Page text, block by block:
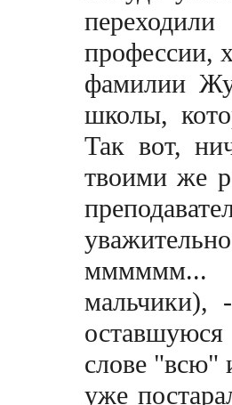
профессии,
фамилии
школы,
Так вот,
твоими же
мммммм...
мальчики),
слове "всю"
уже